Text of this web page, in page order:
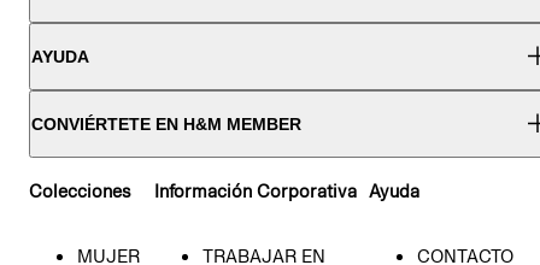
AYUDA
CONVIÉRTETE EN H&M MEMBER
Colecciones
MUJER
Información Corporativa
TRABAJAR EN
Ayuda
CONTACTO